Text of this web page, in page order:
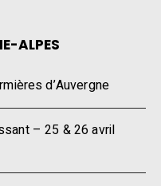
ALPES
d’Auvergne
– 25 & 26 avril